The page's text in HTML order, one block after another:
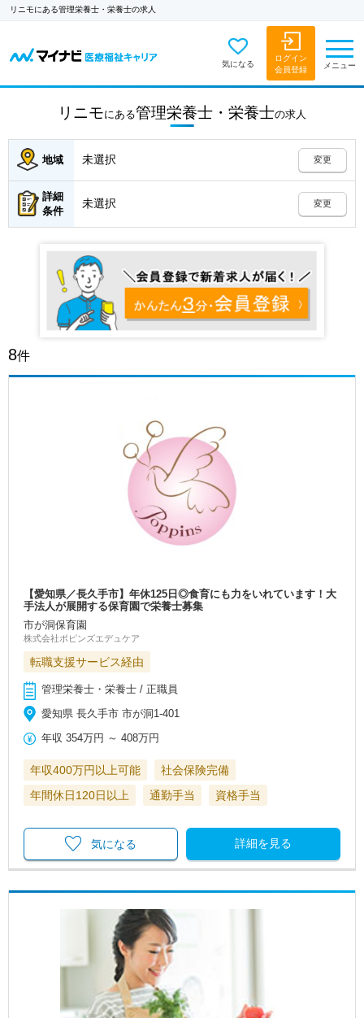
リニモにある管理栄養士・栄養士の求人
気になる
ログイン
会員登録
メニュー
リニモにある管理栄養士・栄養士の求人
地域 未選択 変更
詳細
条件
未選択 変更
8件
【愛知県／長久手市】年休125日◎食育にも力をいれています！大
手法人が展開する保育園で栄養士募集
市が洞保育園
株式会社ポピンズエデュケア
転職支援サービス経由
管理栄養士・栄養士 / 正職員
愛知県 長久手市 市が洞1-401
年収 354万円 ～408万円
年収400万円以上可能
社会保険完備
年間休日120日以上
通勤手当 資格手当
詳細を見る
気になる